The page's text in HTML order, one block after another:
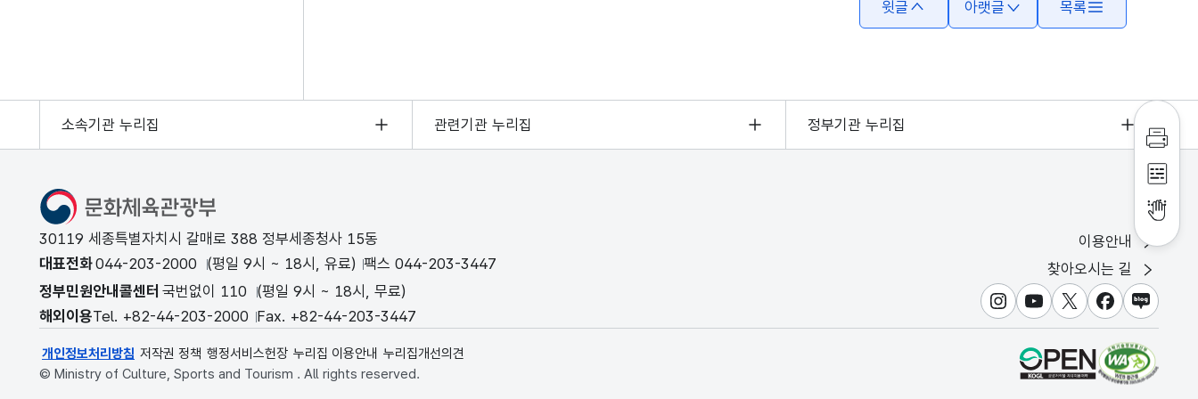
윗글 아랫글 목록
인쇄
점자
점자
소속기관 누리집 관련기관 누리집 정부기관 누리집
문화체육관광부
30119 세종특별자치시 갈매로 388 정부세종청사 15동
대표전화044-203-2000 (평일 9시 ~ 18시, 유료) 팩스 044-203-3447
정부민원안내콜센터 국번없이 110
(평일 9시 ~ 18시, 무료)
해외이용Tel. +82-44-203-2000 Fax. +82-44-203-3447
이용안내
찾아오시는 길
인스타그램
유튜브X 페이스북
블로그
개인정보처리방침 저작권 정책 행정서비스헌장 누리집 이용안내 누리집개선의견
© Ministry of Culture, Sports and Tourism . All rights reserved.